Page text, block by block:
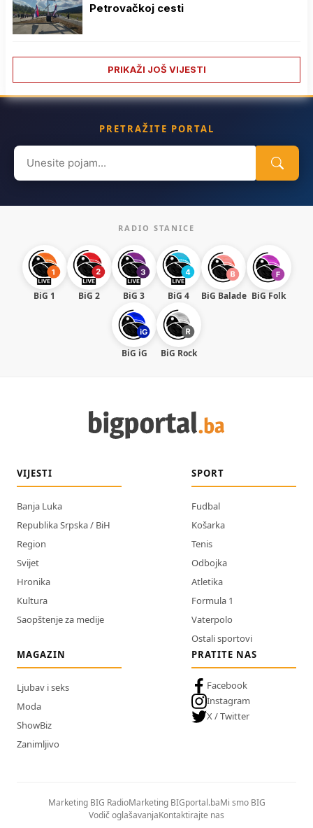
Petrovačkoj cesti
PRIKAŽI JOŠ VIJESTI
PRETRAŽITE PORTAL
Search
for:
RADIO STANICE
BiG 1 BiG 2 BiG 3 BiG 4 BiG Balade BiG Folk
BiG iG BiG Rock
VIJESTI
Banja Luka
Republika Srpska / BiH
Region
Svijet
Hronika
Kultura
Saopštenje za medije
SPORT
Fudbal
Košarka
Tenis
Odbojka
Atletika
Formula 1
Vaterpolo
Ostali sportovi
MAGAZIN
Ljubav i seks
Moda
ShowBiz
Zanimljivo
PRATITE NAS
Facebook
Instagram
X / Twitter
Marketing BIG RadioMarketing BIGportal.baMi smo BIG
Vodič oglašavanjaKontaktirajte nas